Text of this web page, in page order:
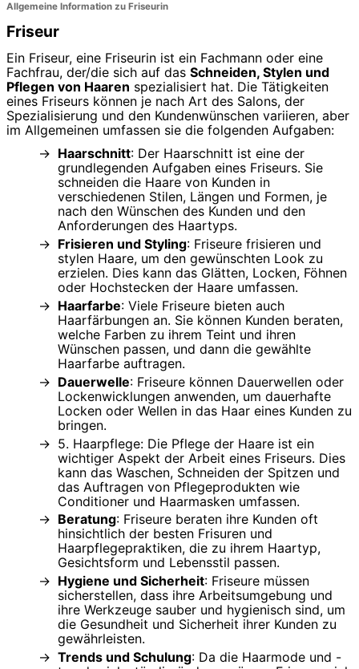
Allgemeine Information zu Friseurin
Friseur
Ein Friseur, eine Friseurin ist ein Fachmann oder eine
Fachfrau, der/die sich auf das Schneiden, Stylen und
Pflegen von Haaren spezialisiert hat. Die Tätigkeiten
eines Friseurs können je nach Art des Salons, der
Spezialisierung und den Kundenwünschen variieren, aber
im Allgemeinen umfassen sie die folgenden Aufgaben:
Haarschnitt: Der Haarschnitt ist eine der
grundlegenden Aufgaben eines Friseurs. Sie
schneiden die Haare von Kunden in
verschiedenen Stilen, Längen und Formen, je
nach den Wünschen des Kunden und den
Anforderungen des Haartyps.
Frisieren und Styling: Friseure frisieren und
stylen Haare, um den gewünschten Look zu
erzielen. Dies kann das Glätten, Locken, Föhnen
oder Hochstecken der Haare umfassen.
Haarfarbe: Viele Friseure bieten auch
Haarfärbungen an. Sie können Kunden beraten,
welche Farben zu ihrem Teint und ihren
Wünschen passen, und dann die gewählte
Haarfarbe auftragen.
Dauerwelle: Friseure können Dauerwellen oder
Lockenwicklungen anwenden, um dauerhafte
Locken oder Wellen in das Haar eines Kunden zu
bringen.
5. Haarpflege: Die Pflege der Haare ist ein
wichtiger Aspekt der Arbeit eines Friseurs. Dies
kann das Waschen, Schneiden der Spitzen und
das Auftragen von Pflegeprodukten wie
Conditioner und Haarmasken umfassen.
Beratung: Friseure beraten ihre Kunden oft
hinsichtlich der besten Frisuren und
Haarpflegepraktiken, die zu ihrem Haartyp,
Gesichtsform und Lebensstil passen.
Hygiene und Sicherheit: Friseure müssen
sicherstellen, dass ihre Arbeitsumgebung und
ihre Werkzeuge sauber und hygienisch sind, um
die Gesundheit und Sicherheit ihrer Kunden zu
gewährleisten.
Trends und Schulung: Da die Haarmode und -